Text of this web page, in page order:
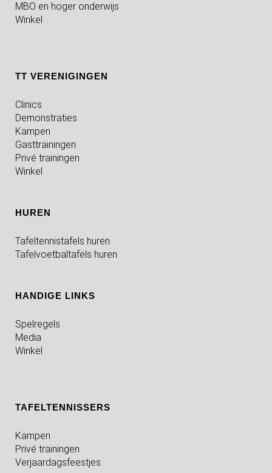
MBO en hoger onderwijs
Winkel
TT VERENIGINGEN
Clinics
Demonstraties
Kampen
Gasttrainingen
Privé trainingen
Winkel
HUREN
Tafeltennistafels huren
Tafelvoetbaltafels huren
HANDIGE LINKS
Spelregels
Media
Winkel
TAFELTENNISSERS
Kampen
Privé trainingen
Verjaardagsfeestjes